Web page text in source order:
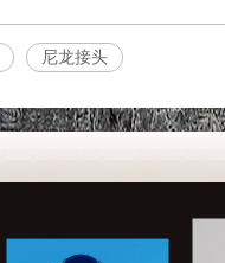
尼龙接头